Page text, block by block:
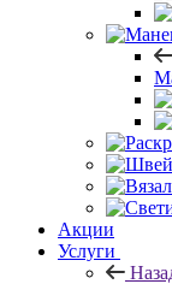
Акции
Услуги